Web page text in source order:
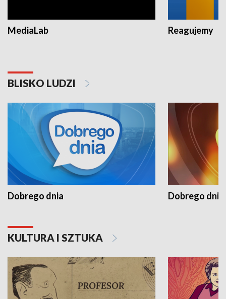
MediaLab Reagujemy
BLISKO LUDZI
Dobrego dnia Dobrego dnia
KULTURA I SZTUKA